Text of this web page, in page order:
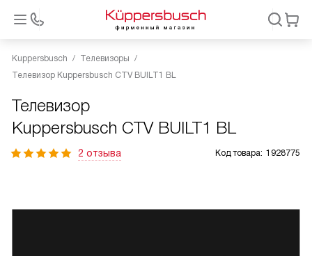
Kuppersbusch
Телевизоры
Телевизор Kuppersbusch CTV BUILT1 BL
Телевизор
Kuppersbusch CTV BUILT1 BL
2 отзыва Код товара: 1928775